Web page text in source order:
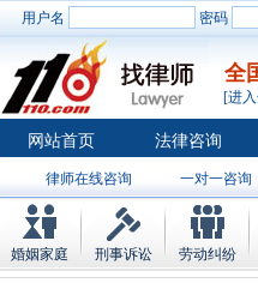
用户名 密码
全
[进
网站首页 法律咨询
律师在线咨询 一对一咨询
婚姻家庭 刑事诉讼 劳动纠纷